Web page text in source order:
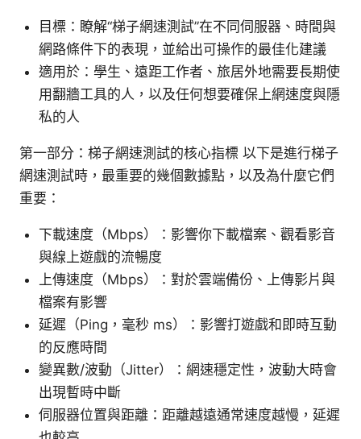
目標：瞭解“梯子網速測試”在不同伺服器、時間與
網路條件下的表現，並給出可操作的最佳化建議
適用於：學生、遠距工作者、旅居外地需要長期使
用翻牆工具的人，以及任何想要確保上網速度與隱
私的人
第一部分：梯子網速測試的核心指標 以下是進行梯子
網速測試時，最重要的幾個數據點，以及為什麼它們
重要：
下載速度（Mbps）：影響你下載檔案、觀看影音
與線上遊戲的流暢度
上傳速度（Mbps）：對於雲端備份、上傳影片與
檔案有影響
延遲（Ping，毫秒 ms）：影響打遊戲和即時互動
的反應時間
變異數/波動（Jitter）：網速穩定性，波動大時會
出現暫時中斷
伺服器位置與距離：距離越遠通常速度越慢，延遲